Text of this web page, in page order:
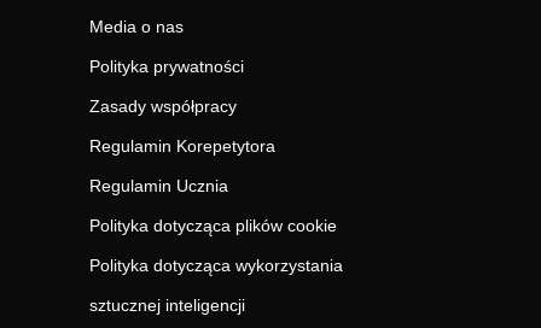
Media o nas
Polityka prywatności
Zasady współpracy
Regulamin Korepetytora
Regulamin Ucznia
Polityka dotycząca plików cookie
Polityka dotycząca wykorzystania
sztucznej inteligencji